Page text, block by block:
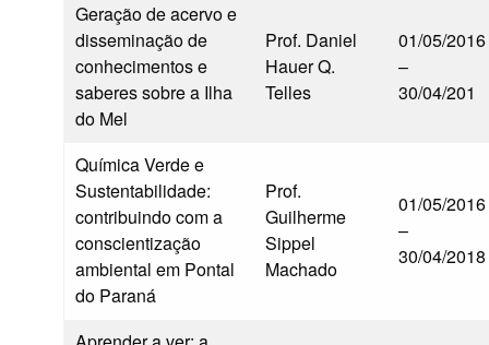
Geração de acervo e
disseminação de
conhecimentos e
saberes sobre a Ilha
do Mel
Prof. Daniel
Hauer Q.
Telles
01/05/2016
–
30/04/201
Química Verde e
Sustentabilidade:
contribuindo com a
conscientização
ambiental em Pontal
do Paraná
Prof.
Guilherme
Sippel
Machado
01/05/2016
–
30/04/2018